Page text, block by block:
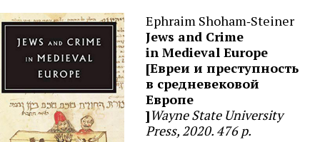
Ephraim Shoham‑Steiner
Jews and Crime
in Medieval Europe
[Евреи и преступность
в средневековой
Европе
]Wayne State University
Press, 2020. 476 p.